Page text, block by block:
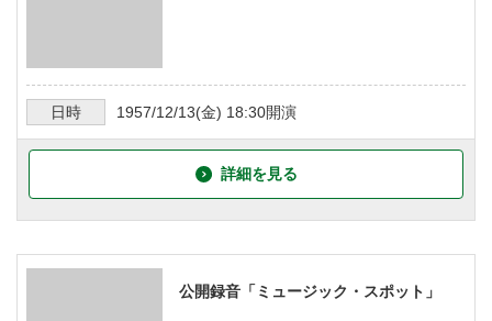
日時 1957/12/13(金) 18:30開演
詳細を見る
公開録音「ミュージック・スポット」